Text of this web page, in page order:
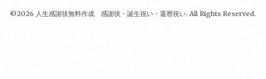
©2026 人生感謝状無料作成 感謝状・誕生祝い・還暦祝い. All Rights Reserved.